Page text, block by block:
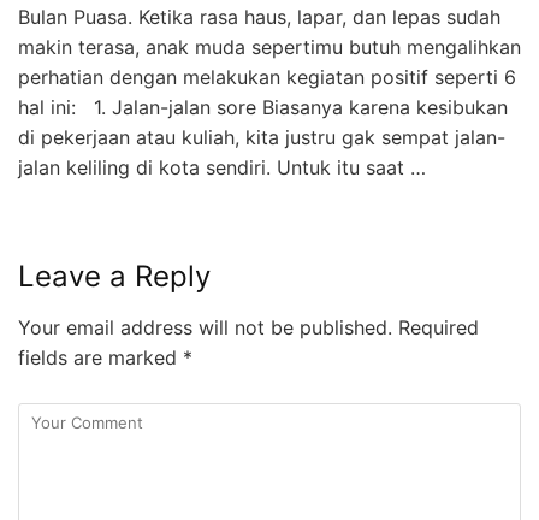
Bulan Puasa. Ketika rasa haus, lapar, dan lepas sudah
makin terasa, anak muda sepertimu butuh mengalihkan
perhatian dengan melakukan kegiatan positif seperti 6
hal ini: 1. Jalan-jalan sore Biasanya karena kesibukan
di pekerjaan atau kuliah, kita justru gak sempat jalan-
jalan keliling di kota sendiri. Untuk itu saat …
Leave a Reply
Your email address will not be published. Required
fields are marked *